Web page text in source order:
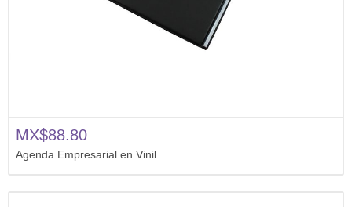
MX$88.80
Agenda Empresarial en Vinil